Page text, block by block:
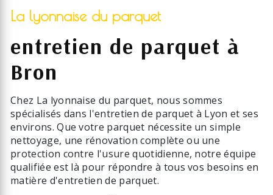
La lyonnaise du parquet
entretien de parquet à
Bron
Chez La lyonnaise du parquet, nous sommes
spécialisés dans l'entretien de parquet à Lyon et ses
environs. Que votre parquet nécessite un simple
nettoyage, une rénovation complète ou une
protection contre l'usure quotidienne, notre équipe
qualifiée est là pour répondre à tous vos besoins en
matière d'entretien de parquet.